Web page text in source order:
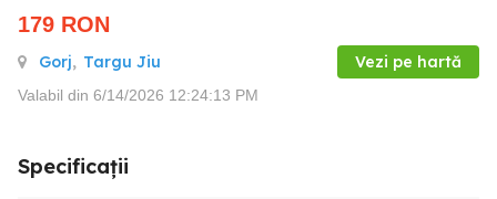
179 RON
Gorj, Targu Jiu Vezi pe hartă
Valabil din 6/14/2026 12:24:13 PM
Specificații